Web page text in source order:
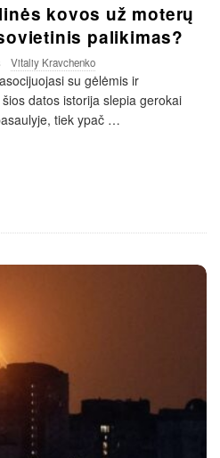
kovos už moterų
palikimas?
Vitaliy Kravchenko
su gėlėmis ir
datos istorija slepia gerokai
tiek ypač …